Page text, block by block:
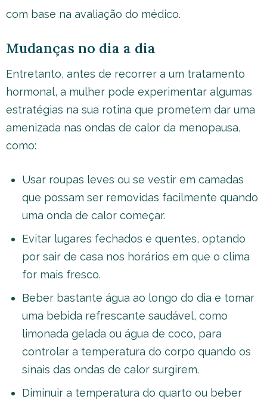
com base na avaliação do médico.
Mudanças no dia a dia
Entretanto, antes de recorrer a um tratamento
hormonal, a mulher pode experimentar algumas
estratégias na sua rotina que prometem dar uma
amenizada nas ondas de calor da menopausa,
como:
Usar roupas leves ou se vestir em camadas
que possam ser removidas facilmente quando
uma onda de calor começar.
Evitar lugares fechados e quentes, optando
por sair de casa nos horários em que o clima
for mais fresco.
Beber bastante água ao longo do dia e tomar
uma bebida refrescante saudável, como
limonada gelada ou água de coco, para
controlar a temperatura do corpo quando os
sinais das ondas de calor surgirem.
Diminuir a temperatura do quarto ou beber